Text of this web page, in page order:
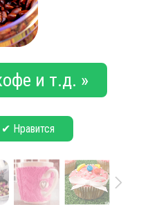
и т.д. »
✔ Нравится